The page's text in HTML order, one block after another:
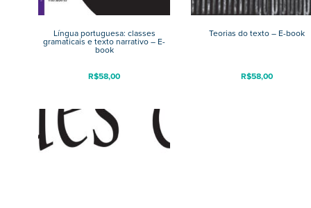
Língua portuguesa: classes
gramaticais e texto narrativo – E-
book
R$58,00
Teorias do texto – E-book
R$58,00